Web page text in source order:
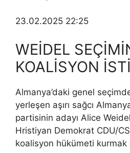
23.02.2025 22:25
WEİDEL
KOALİSYON
Almanya’daki genel
yerleşen aşırı sağcı
partisinin adayı Alice
Hristiyan Demokrat CDU/
koalisyon hükümeti kurmak